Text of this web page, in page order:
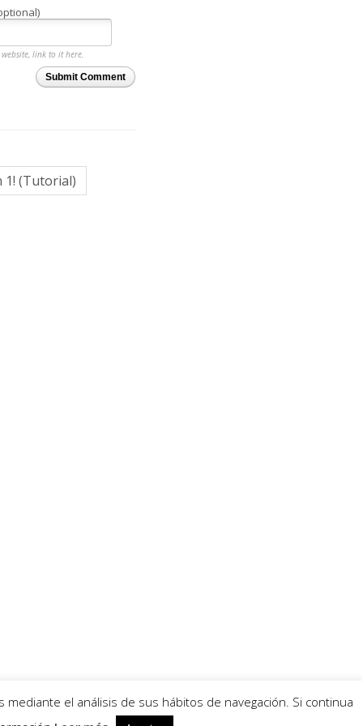
link to it here.
Submit Comment
1! (Tutorial)
el análisis de sus hábitos de navegación. Si continua